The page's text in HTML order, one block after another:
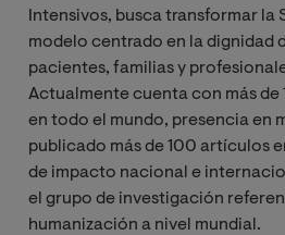
Intensivos, busca transformar la
modelo centrado en la dignidad
pacientes, familias y
Actualmente cuenta con más
en todo el mundo, presencia en
publicado más de 100 artículos
de impacto nacional e
el grupo de investigación
humanización a nivel mundial.